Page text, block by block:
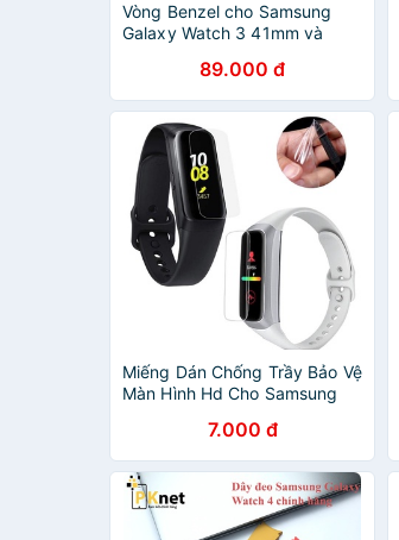
Vòng Benzel cho Samsung
Galaxy Watch 3 41mm và
89.000 đ
Miếng Dán Chống Trầy Bảo Vệ
Màn Hình Hd Cho Samsung
7.000 đ